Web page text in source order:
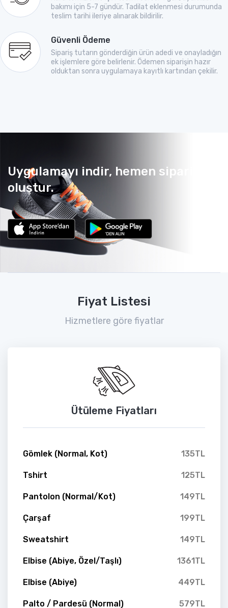
bakımı için 5-7 gündür. Tadilat eklenmesi durumunda
teslim tarihi ileriye alınarak bildirilir.
Güvenli Ödeme
Sipariş tutarın gönderdiğin ürün adedi ve onayladığın
ek işlemlere göre belirlenir. Ödemen siparişin hazır
olduktan sonra uygulamaya kayıtlı kartından çekilir.
Uygulamayı indir, hemen sipariş
oluştur.
Fiyat Listesi
Hizmetlere göre fiyatlar
Ütüleme Fiyatları
Gömlek (Normal, Kot) 135TL
Tshirt 125TL
Pantolon (Normal/Kot) 149TL
Çarşaf 199TL
Sweatshirt 149TL
Elbise (Abiye, Özel/Taşlı) 1361TL
Elbise (Abiye) 449TL
Palto / Pardesü (Normal) 579TL